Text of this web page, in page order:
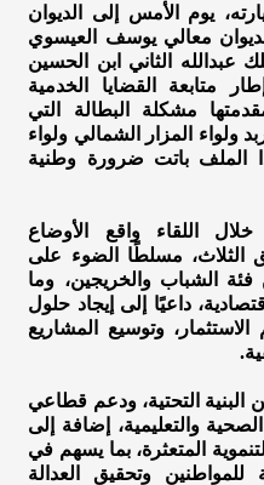
يوم الأمس إلى الديوان
معالي يوسف العيسوي
عبدالله الثاني ابن الحسين
متابعة القضايا الخدمية
مشكلة البطالة التي
ولواء المزار الشمالي ولواء
الملف باتت ضرورة وطنية
اللقاء واقع الأوضاع
الثلاث، مسلطًا الضوء على
الشباب والخريجين، وما
داعيًا إلى إيجاد حلول
وتوسيع المشاريع
التحتية، ودعم قطاعي
والتعليمية، إضافة إلى
المتعثرة، بما يسهم في
وتحقيق العدالة